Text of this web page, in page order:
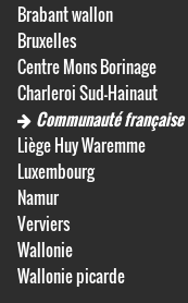
Brabant wallon
Bruxelles
Centre Mons Borinage
Charleroi Sud-Hainaut
Communauté française
Liège Huy Waremme
Luxembourg
Namur
Verviers
Wallonie
Wallonie picarde